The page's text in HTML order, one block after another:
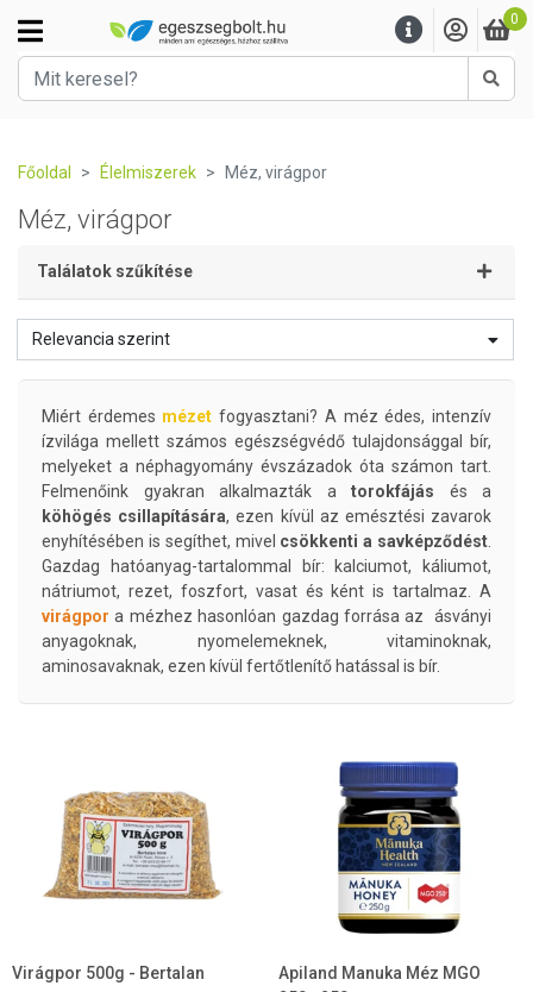
0
Főoldal Élelmiszerek Méz, virágpor
Méz, virágpor
Találatok szűkítése
Relevancia szerint
Miért érdemes mézetfogyasztani? A méz édes, intenzív
ízvilága mellett számos egészségvédő tulajdonsággal bír,
melyeket a néphagyomány évszázadok óta számon tart.
Felmenőink gyakran alkalmazták a torokfájás és a
köhögés csillapítására, ezen kívül az emésztési zavarok
enyhítésében is segíthet, mivel csökkenti a savképződést
Gazdag hatóanyag-tartalommal bír: kalciumot, káliumot,
nátriumot, rezet, foszfort, vasat és ként is tartalmaz. A
virágpora mézhez hasonlóan gazdag forrása az ásványi
anyagoknak, nyomelemeknek, vitaminoknak,
aminosavaknak, ezen kívül fertőtlenítő hatással is bír.
Virágpor 500g - Bertalan
Apiland Manuka Méz MGO